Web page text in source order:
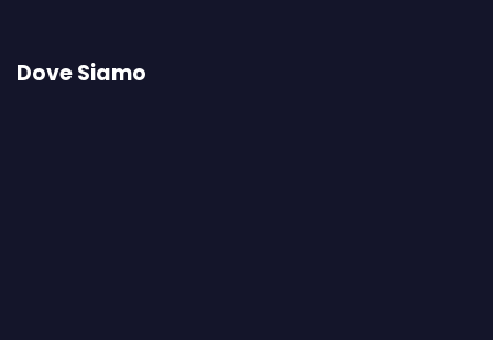
Dove Siamo